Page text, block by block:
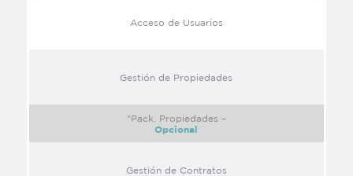
Acceso de Usuarios
Gestión de Propiedades
*Pack. Propiedades –
Opcional
Gestión de Contratos